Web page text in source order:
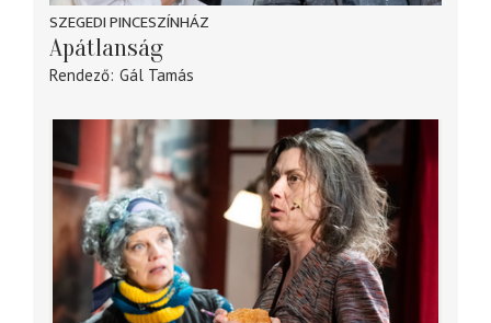
SZEGEDI PINCESZÍNHÁZ
Apátlanság
Rendező Gál Tamás